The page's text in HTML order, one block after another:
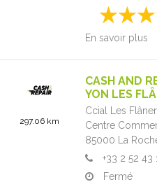
En savoir plus
297.06 km
CASH AND
YON LES
Ccial Les
Centre
85000 La
+33 2 52 43
Fermé